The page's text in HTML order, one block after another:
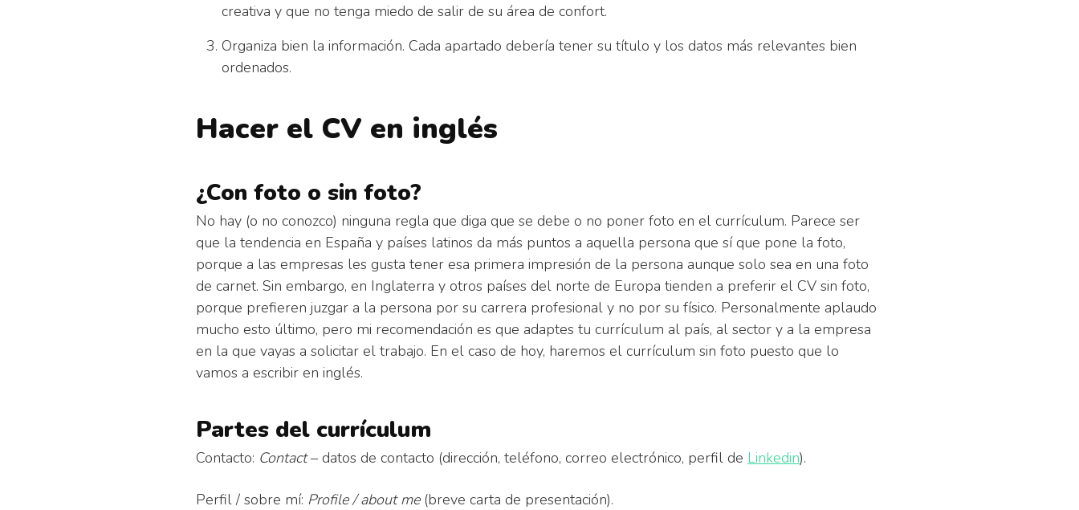
creativa y que no tenga miedo de salir de su área de confort.
Organiza bien la información. Cada apartado debería tener su título y los datos más relevantes bien
ordenados.
Hacer el CV en inglés
¿Con foto o sin foto?
No hay (o no conozco) ninguna regla que diga que se debe o no poner foto en el currículum. Parece ser
que la tendencia en España y países latinos da más puntos a aquella persona que sí que pone la foto,
porque a las empresas les gusta tener esa primera impresión de la persona aunque solo sea en una foto
de carnet. Sin embargo, en Inglaterra y otros países del norte de Europa tienden a preferir el CV sin foto,
porque prefieren juzgar a la persona por su carrera profesional y no por su físico. Personalmente aplaudo
mucho esto último, pero mi recomendación es que adaptes tu currículum al país, al sector y a la empresa
en la que vayas a solicitar el trabajo. En el caso de hoy, haremos el currículum sin foto puesto que lo
vamos a escribir en inglés.
Partes del currículum
Contacto: Contact– datos de contacto (dirección, teléfono, correo electrónico, perfil de Linkedin).
Perfil / sobre mí: Profile / about me(breve carta de presentación).